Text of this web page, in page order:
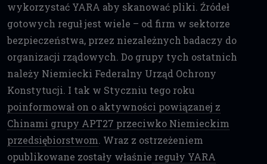
wykorzystać YARA aby skanować pliki. Źródeł
gotowych reguł jest wiele – od firm w sektorze
bezpieczeństwa, przez niezależnych badaczy do
organizacji rządowych. Do grupy tych ostatnich
należy Niemiecki Federalny Urząd Ochrony
Konstytucji. I tak w Styczniu tego roku
poinformował on o aktywności powiązanej z
Chinami grupy APT27 przeciwko Niemieckim
przedsiębiorstwom. Wraz z ostrzeżeniem
opublikowane zostały właśnie reguły YARA